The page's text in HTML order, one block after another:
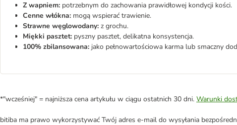
Z wapniem: potrzebnym do zachowania prawidłowej kondycji kości.
Cenne włókna: mogą wspierać trawienie.
Strawne węglowodany: z grochu.
Miękki pasztet: pyszny pasztet, delikatna konsystencja.
100% zbilansowana: jako pełnowartościowa karma lub smaczny
*"wcześniej" = najniższa cena artykułu w ciągu ostatnich 30 dni. Warunki
bitiba ma prawo wykorzystywać Twój adres e-mail do wysyłania